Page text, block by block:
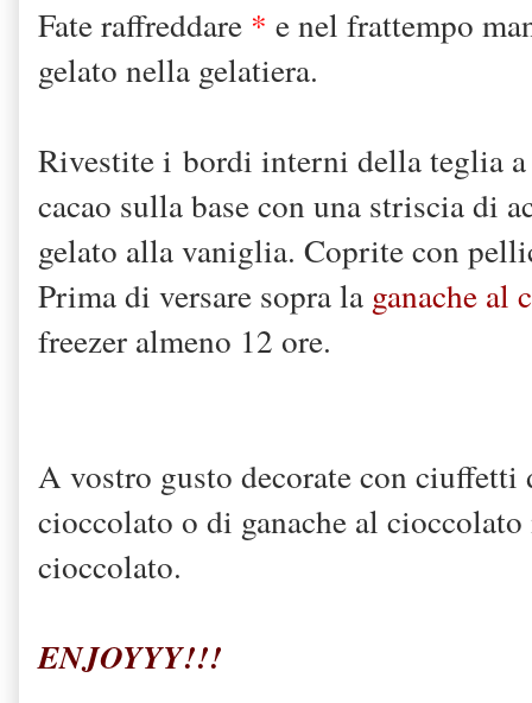
Fate raffreddare * e nel frattempo
gelato nella gelatiera.
Rivestite i bordi interni della teglia
cacao sulla base con una striscia di
gelato alla vaniglia. Coprite con
Prima di versare sopra la ganache al
freezer almeno 12 ore.
A vostro gusto decorate con ciuffetti
cioccolato o di ganache al
cioccolato.
ENJOYYY!!!